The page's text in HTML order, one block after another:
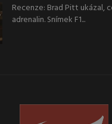
Recenze: Brad Pitt ukázal,
adrenalin. Snímek F1...